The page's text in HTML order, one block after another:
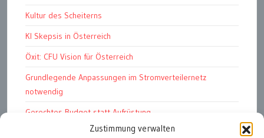
Zustimmung verwalten
Kultur des Scheiterns
KI Skepsis in Österreich
Öxit: CFU Vision für Österreich
Grundlegende Anpassungen im Stromverteilernetz
notwendig
Gerechtes Budget statt Aufrüstung
Petition: E-Dienstwagen